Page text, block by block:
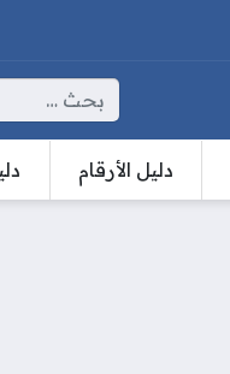
البحث عن:
دليل الأرقام